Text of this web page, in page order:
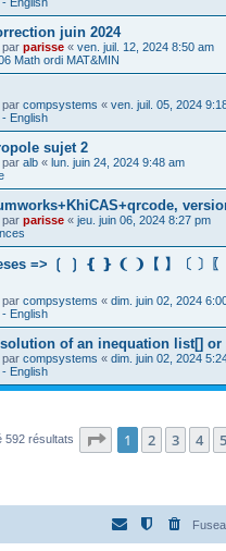
juin 2024
par parisse « ven. juil. 12, 2024 8:50 am
Math ordi MAT&MIN
par compsystems « ven. juil. 05, 2024
English
sujet 2
par alb « lun. juin 24, 2024 9:48 am
par parisse « jeu. juin 06, 2024 8:27 pm
=> ❲ ❳ ❴ ❵ ❨ ❩【 】〔 〕〖
par compsystems « dim. juin 02, 2024
English
of an inequation list[] or
par compsystems « dim. juin 02, 2024
English
592 résultats Page 1sur12
1 2 3 4 5